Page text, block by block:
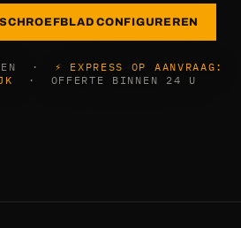
CONFIGUREREN
· ⚡ EXPRESS OP AANVRAAG:
· OFFERTE BINNEN 24 U